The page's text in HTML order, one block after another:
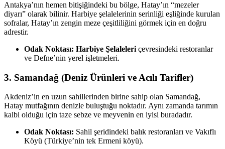
Antakya’nın hemen bitişiğindeki bu bölge, Hatay’ın “mezeler
diyarı” olarak bilinir. Harbiye şelalelerinin serinliği eşliğinde kurulan
sofralar, Hatay’ın zengin meze çeşitliliğini görmek için en doğru
adrestir.
Odak Noktası: Harbiye Şelaleleri çevresindeki restoranlar
ve Defne’nin yerel işletmeleri.
3. Samandağ (Deniz Ürünleri ve Acılı Tarifler)
Akdeniz’in en uzun sahillerinden birine sahip olan Samandağ,
Hatay mutfağının denizle buluştuğu noktadır. Aynı zamanda tarımın
kalbi olduğu için taze sebze ve meyvenin en iyisi buradadır.
Odak Noktası: Sahil şeridindeki balık restoranları ve Vakıflı
Köyü (Türkiye’nin tek Ermeni köyü).